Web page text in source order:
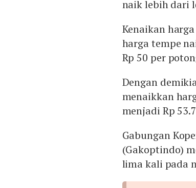
naik lebih dari
Kenaikan
harga tempe
Rp 50 per
Dengan
menaikkan
menjadi Rp
Gabungan
(Gakoptindo)
lima kali pada